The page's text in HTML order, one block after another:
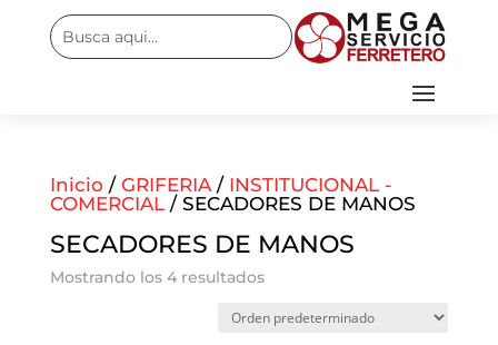
Inicio / GRIFERIA/ INSTITUCIONAL -
COMERCIAL/ SECADORES DE MANOS
SECADORES DE MANOS
Mostrando los 4 resultados